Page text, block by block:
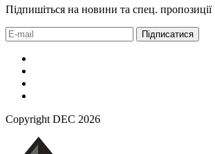
Підпишіться на новини та спец. пропозиції
Підписатися
Copyright DEC 2026